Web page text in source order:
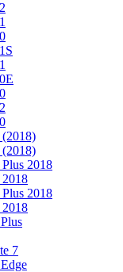
(2018)
(2018)
2018
2018
2018
2018
7